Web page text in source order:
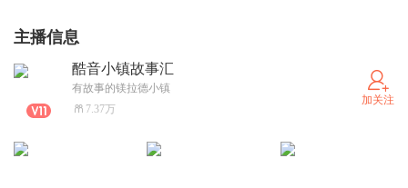
主播信息
酷音小镇故事汇
有故事的镁拉德小镇
7.37万
加关注